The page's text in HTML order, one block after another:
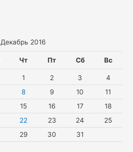
Декабрь 2016
Чт Пт Сб Вс
1 2 3
4
8 9 10
11
15 16 17
18
22 23 24
25
29 30 31